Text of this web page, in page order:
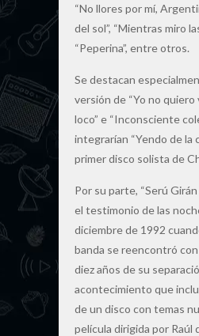
“No llores por mí,
del sol”, “Mientras miro
“Peperina”, entre otros.
Se destacan
versión de “Yo no
loco” e “Inconsciente
integrarían “Yendo de la
primer disco solista de
Por su parte, “Serú
el testimonio de las
diciembre de 1992
banda se reencontró
diez años de su
acontecimiento que
de un disco con temas
película dirigida por Raúl